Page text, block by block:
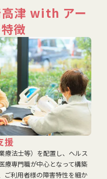
高津 with アー
徴
援
療法士等）を配置し、ヘルス
療専門職が中心となって構築
ご利用者様の障害特性を細か